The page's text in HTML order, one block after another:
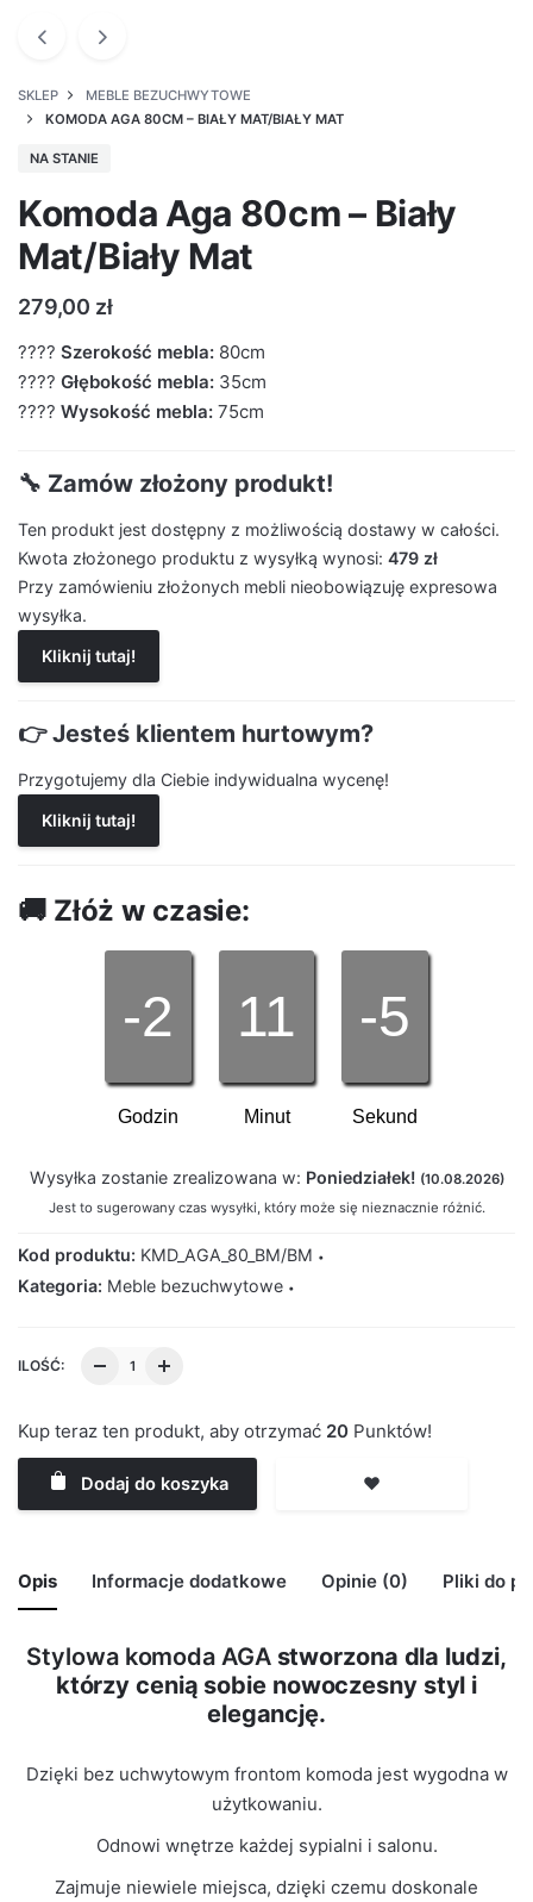
SKLEP
MEBLE BEZUCHWYTOWE
KOMODA AGA 80CM – BIAŁY MAT/BIAŁY MAT
NA STANIE
Komoda Aga 80cm – Biały
Mat/Biały Mat
279,00 zł
???? Szerokość mebla: 80cm
???? Głębokość mebla: 35cm
???? Wysokość mebla: 75cm
🔧 Zamów złożony produkt!
Ten produkt jest dostępny z możliwością dostawy w całości.
Kwota złożonego produktu z wysyłką wynosi: 479 zł
Przy zamówieniu złożonych mebli nieobowiązuję expresowa
wysyłka.
Kliknij tutaj!
👉 Jesteś klientem hurtowym?
Przygotujemy dla Ciebie indywidualna wycenę!
Kliknij tutaj!
🚚 Złóż w czasie:
-2
Godzin
11
Minut
-5
Sekund
Wysyłka zostanie zrealizowana w: Poniedziałek! (10.08.2026)
Jest to sugerowany czas wysyłki, który może się nieznacznie różnić.
Kod produktu: KMD_AGA_80_BM/BM
Kategoria: Meble bezuchwytowe
ILOŚĆ:
Kup teraz ten produkt, aby otrzymać 20 Punktów!
Dodaj do koszyka ❤️
Opis Informacje dodatkowe Opinie (0) Pliki do
Stylowa komoda AGAstworzona dla ludzi,
którzy cenią sobie nowoczesny styl i
elegancję.
Dzięki bez uchwytowym frontom komoda jest wygodna w
użytkowaniu.
Odnowi wnętrze każdej sypialni i salonu.
Zajmuje niewiele miejsca, dzięki czemu doskonale
Waga 29 kg
Biały Mat
paczek
🙁 Nie ma jeszcze opinii o tym produkcie..
Only logged in customers who have purchased this